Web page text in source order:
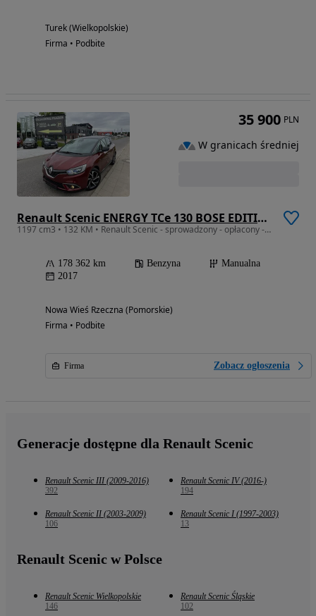
Turek (Wielkopolskie)
Firma • Podbite
Renault Scenic ENERGY TCe 130 BOSE EDITION
1197 cm3 • 132 KM • Renault Scenic - sprowadzony - opłacony - benzyna
178 362 km Benzyna
Manualna
2017
Nowa Wieś Rzeczna (Pomorskie)
Firma • Podbite
Firma Zobacz ogłoszenia
35 900 PLN
W granicach średniej
Generacje dostępne dla Renault Scenic
Renault Scenic III (2009-2016)
392
Renault Scenic IV (2016-)
194
Renault Scenic II (2003-2009)
106
Renault Scenic I (1997-2003)
13
Renault Scenic w Polsce
Renault Scenic Wielkopolskie
146
Renault Scenic Śląskie
102